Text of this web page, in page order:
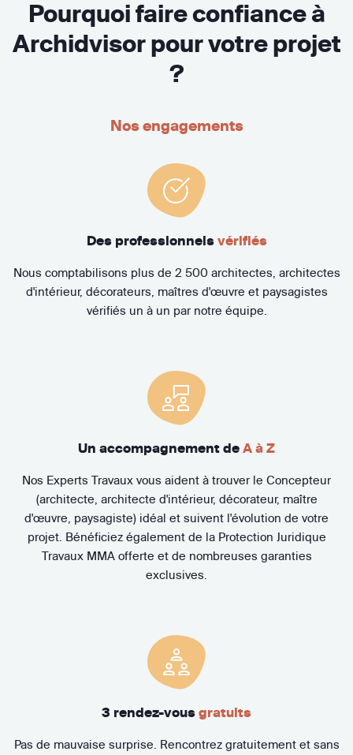
Pourquoi faire confiance à
Archidvisor pour votre projet
?
Nos engagements
Des professionnels vérifiés
Nous comptabilisons plus de 2 500 architectes, architectes
d'intérieur, décorateurs, maîtres d'œuvre et paysagistes
vérifiés un à un par notre équipe.
Un accompagnement de A à Z
Nos Experts Travaux vous aident à trouver le Concepteur
(architecte, architecte d'intérieur, décorateur, maître
d'œuvre, paysagiste) idéal et suivent l'évolution de votre
projet. Bénéficiez également de la Protection Juridique
Travaux MMA offerte et de nombreuses garanties
exclusives.
3 rendez-vous gratuits
Pas de mauvaise surprise. Rencontrez gratuitement et sans